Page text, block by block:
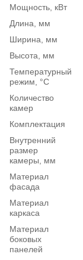
Мощность, кВт
Длина, мм
Ширина, мм
Высота, мм
Температурный
режим, °C
Количество
камер
Комплектация
Внутренний
размер
камеры, мм
Материал
фасада
Материал
каркаса
Материал
боковых
панелей